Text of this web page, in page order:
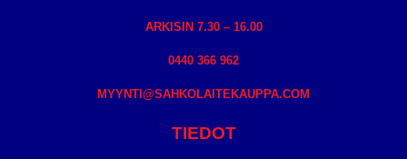
ARKISIN 7.30 – 16.00
0440 366 962
MYYNTI@SAHKOLAITEKAUPPA.COM
TIEDOT